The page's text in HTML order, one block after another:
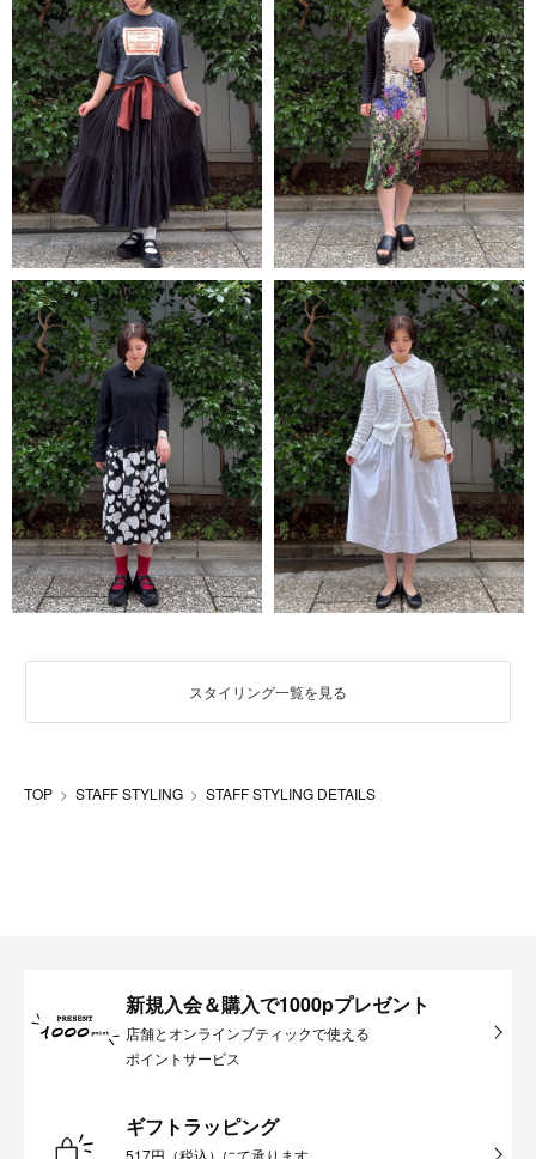
スタイリング一覧を見る
TOP STAFF STYLING STAFF STYLING DETAILS
新規入会＆購入で1000pプレゼント
店舗とオンラインブティックで使える
ポイントサービス
ギフトラッピング